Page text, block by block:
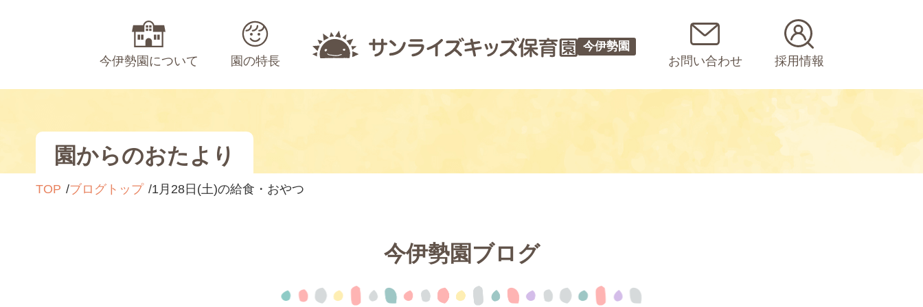
今伊勢園について 園の特長
今伊勢園
お問い合わせ 採用情報
園からのおたより
TOP ブログトップ 1月28日(土)の給食・おやつ
今伊勢園ブログ